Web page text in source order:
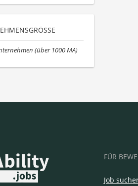
(über 1000 MA)
FÜR
Job